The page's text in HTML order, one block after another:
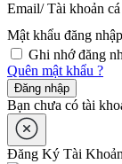
Email/ Tài khoản cá
Mật khẩu đăng nhập
Ghi nhớ đăng
Quên mật khẩu ?
Đăng nhập
Bạn chưa có tài
Đăng Ký Tài Khoản